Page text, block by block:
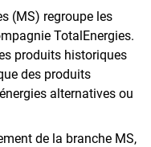
(MS) regroupe les
TotalEnergies.
produits historiques
des produits
alternatives ou
de la branche MS,